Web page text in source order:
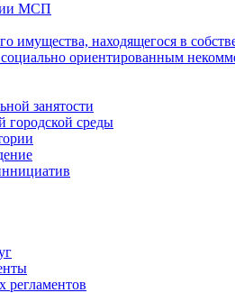
МСП
имущества, находящегося в
ориентированным
занятости
городской среды
регламентов